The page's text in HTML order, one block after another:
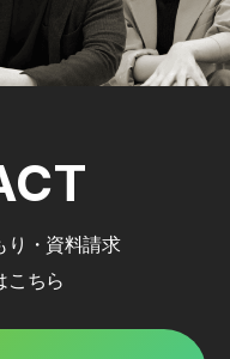
り・資料請求
こちら